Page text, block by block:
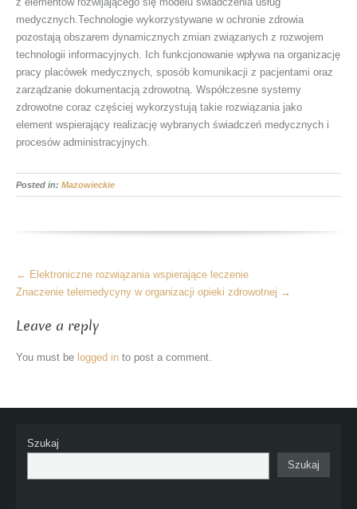
medycznych.Technologie wykorzystywane w ochronie zdrowia
pozostają obszarem dynamicznych zmian związanych z rozwojem
technologii informacyjnych. Ich funkcjonowanie wpływa na organizację
pracy placówek medycznych, sposób komunikacji z pacjentami oraz
zarządzanie dokumentacją zdrowotną. Współczesne systemy
zdrowotne coraz częściej wykorzystują takie rozwiązania jako
element wspierający realizację wybranych świadczeń medycznych i
procesów administracyjnych.
Posted in: Mazowieckie
More
Articles
← Elektroniczne rozwiązania wspierające leczenie
Znaczenie telemedycyny w organizacji opieki zdrowotnej →
Leave a reply
You must be logged in to post a comment.
Szukaj
Szukaj